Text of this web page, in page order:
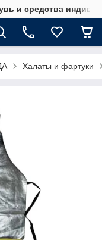
и средства
Халаты и фартуки